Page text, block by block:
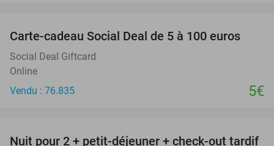
Carte-cadeau Social Deal de 5 à 100 euros
Social Deal Giftcard
Online
Vendu : 76.835
5€
Nuit pour 2 + petit-déjeuner + check-out tardif